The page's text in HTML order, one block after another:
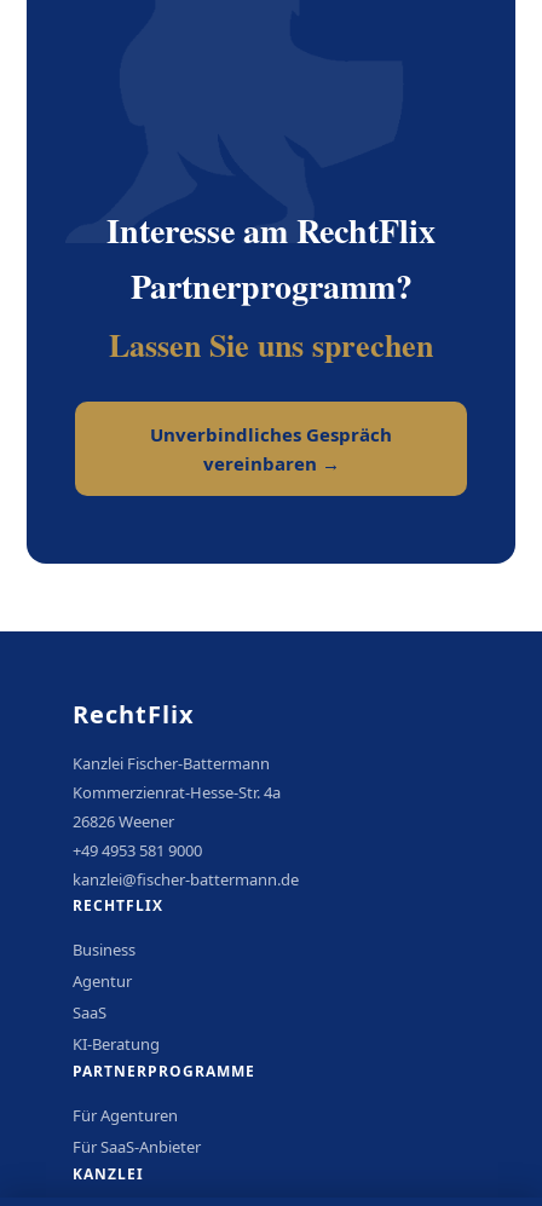
Interesse am RechtFlix
Partnerprogramm?
Lassen Sie uns sprechen
Unverbindliches Gespräch
vereinbaren →
RechtFlix
Kanzlei Fischer-Battermann
Kommerzienrat-Hesse-Str. 4a
26826 Weener
+49 4953 581 9000
kanzlei@fischer-battermann.de
RECHTFLIX
Business
Agentur
SaaS
KI-Beratung
PARTNERPROGRAMME
Für Agenturen
Für SaaS-Anbieter
KANZLEI